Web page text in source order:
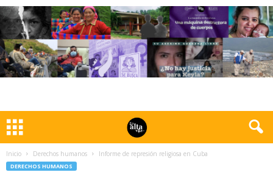
Inicio Derechos humanos Informe de represión religiosa en Cuba
DERECHOS HUMANOS